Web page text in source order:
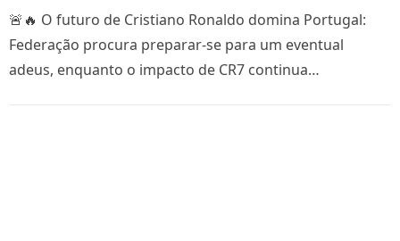
continua incomparável
🚨🔥 O futuro de Cristiano Ronaldo domina Portugal:
Federação procura preparar-se para um eventual
adeus, enquanto o impacto de CR7 continua